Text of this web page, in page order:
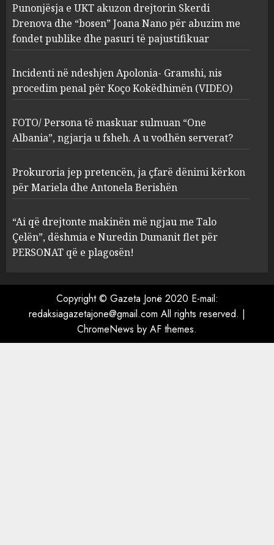
2
Apolonia- Gramshi, nis
procedim penal për Koço
Kokëdhimën (VIDEO)
MARCH 27, 2025
3
FOTO/ Persona të maskuar
sulmuan “One Albania”,
ngjarja u fsheh. A u vodhën
serverat?
MARCH 25, 2025
4
Prokuroria jep pretencën, ja
çfarë dënimi kërkon për
Berishën
MARCH 25, 2025
ngjau me Talo Çelën”,
dëshmia e Nuredin Dumanit
flet për PERSONAT që e
plagosën!
Punonjësja e UKT akuzon drejtorin Skerdi
Drenova dhe “bosen” Joana Nano për abuzim me
fondet publike dhe pasuri të pajustifikuar
Incidenti në ndeshjen Apolonia- Gramshi, nis
procedim penal për Koço Kokëdhimën (VIDEO)
FOTO/ Persona të maskuar sulmuan “One
Albania”, ngjarja u fsheh. A u vodhën serverat?
Prokuroria jep pretencën, ja çfarë dënimi kërkon
për Mariela dhe Antonela Berishën
“Ai që drejtonte makinën më ngjau me Talo
Çelën”, dëshmia e Nuredin Dumanit flet për
PERSONAT që e plagosën!
Copyright © Gazeta Jonë 2020 E-mail:
redaksiagazetajone@gmail.com All rights reserved. |
ChromeNews by AF themes.